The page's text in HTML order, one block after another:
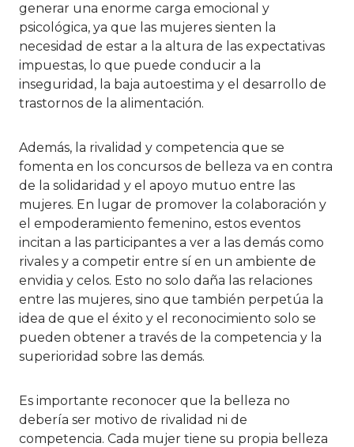
generar una enorme carga emocional y
psicológica, ya que las mujeres sienten la
necesidad de estar a la altura de las expectativas
impuestas, lo que puede conducir a la
inseguridad, la baja autoestima y el desarrollo de
trastornos de la alimentación.
Además, la rivalidad y competencia que se
fomenta en los concursos de belleza va en contra
de la solidaridad y el apoyo mutuo entre las
mujeres. En lugar de promover la colaboración y
el empoderamiento femenino, estos eventos
incitan a las participantes a ver a las demás como
rivales y a competir entre sí en un ambiente de
envidia y celos. Esto no solo daña las relaciones
entre las mujeres, sino que también perpetúa la
idea de que el éxito y el reconocimiento solo se
pueden obtener a través de la competencia y la
superioridad sobre las demás.
Es importante reconocer que la belleza no
debería ser motivo de rivalidad ni de
competencia. Cada mujer tiene su propia belleza